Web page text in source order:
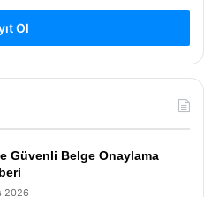
Ol
Güvenli Belge Onaylama
2026